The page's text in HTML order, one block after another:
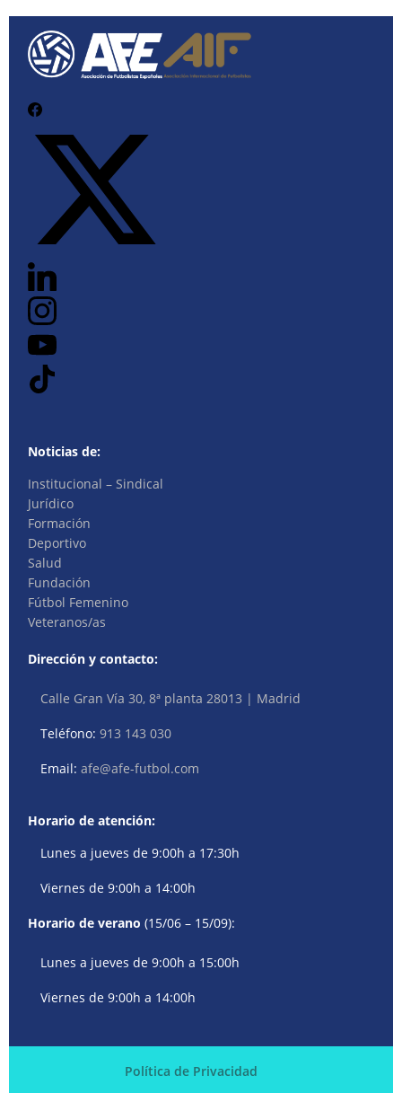
Noticias de:
Institucional – Sindical
Jurídico
Formación
Deportivo
Salud
Fundación
Fútbol Femenino
Veteranos/as
Dirección y contacto:
Calle Gran Vía 30, 8ª planta 28013 | Madrid
Teléfono:913 143 030
Email:afe@afe-futbol.com
Horario de atención:
Lunes a jueves de 9:00h a 17:30h
Viernes de 9:00h a 14:00h
Horario de verano (15/06 – 15/09):
Lunes a jueves de 9:00h a 15:00h
Viernes de 9:00h a 14:00h
Política de Privacidad